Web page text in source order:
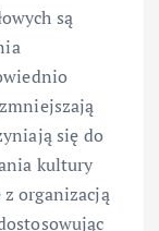
są
się do
kultury
organizacją